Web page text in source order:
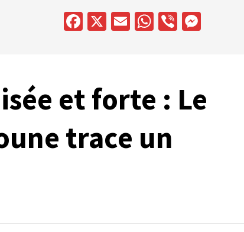
Facebook
X EmailWhatsApp
Viber
et forte : Le
trace un